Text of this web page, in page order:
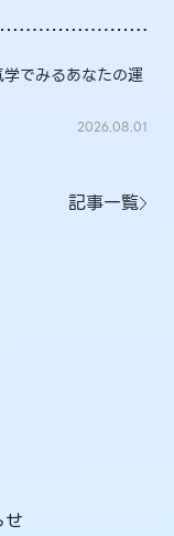
でみるあなたの運
2026.08.01
記事一覧